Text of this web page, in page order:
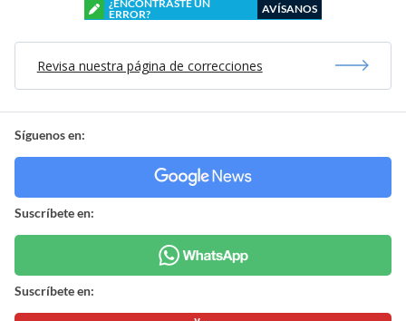
¿ENCONTRASTE UN
ERROR?
AVÍSANOS
Revisa nuestra página de correcciones
Síguenos en:
Suscríbete en:
Suscríbete en: